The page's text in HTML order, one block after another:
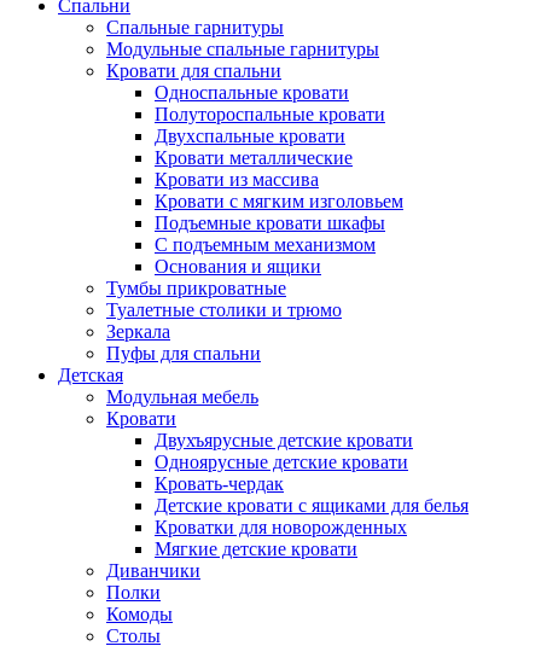
Спальни
Спальные гарнитуры
Модульные спальные гарнитуры
Кровати для спальни
Односпальные кровати
Полутороспальные кровати
Двухспальные кровати
Кровати металлические
Кровати из массива
Кровати с мягким изголовьем
Подъемные кровати шкафы
С подъемным механизмом
Основания и ящики
Тумбы прикроватные
Туалетные столики и трюмо
Зеркала
Пуфы для спальни
Детская
Модульная мебель
Кровати
Двухъярусные детские кровати
Одноярусные детские кровати
Кровать-чердак
Детские кровати с ящиками для белья
Кроватки для новорожденных
Мягкие детские кровати
Диванчики
Полки
Комоды
Столы